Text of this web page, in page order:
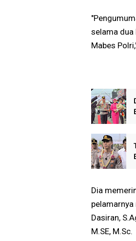
selama dua
Mabes
Dia
pelamarnya
Dasiran,
M.SE, M.Sc.